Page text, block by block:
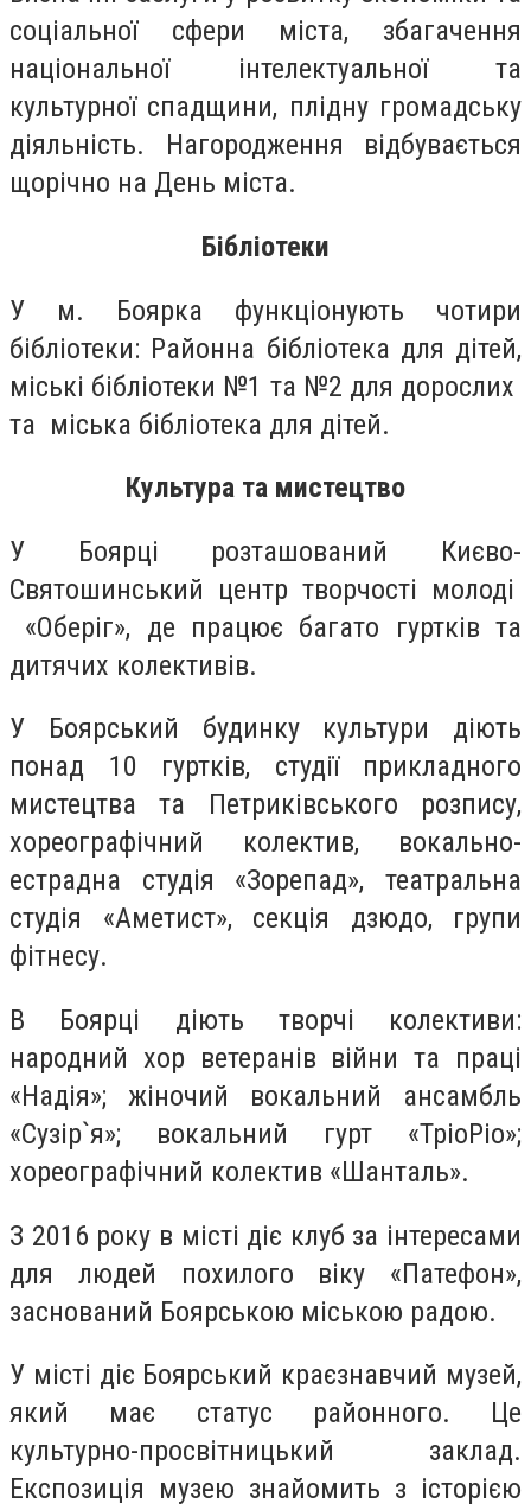
соціальної сфери міста, збагачення
національної інтелектуальної та
культурної спадщини, плідну громадську
діяльність. Нагородження відбувається
щорічно на День міста.
Бібліотеки
У м. Боярка функціонують чотири
бібліотеки: Районна бібліотека для дітей,
міські бібліотеки №1 та №2 для дорослих
та міська бібліотека для дітей.
Культура та мистецтво
У Боярці розташований Києво-
Святошинський центр творчості молоді
«Оберіг», де працює багато гуртків та
дитячих колективів.
У Боярський будинку культури діють
понад 10 гуртків, студії прикладного
мистецтва та Петриківського розпису,
хореографічний колектив, вокально-
естрадна студія «Зорепад», театральна
студія «Аметист», секція дзюдо, групи
фітнесу.
В Боярці діють творчі колективи:
народний хор ветеранів війни та праці
«Надія»; жіночий вокальний ансамбль
«Сузір`я»; вокальний гурт «ТріоРіо»;
хореографічний колектив «Шанталь».
З 2016 року в місті діє клуб за інтересами
для людей похилого віку «Патефон»,
заснований Боярською міською радою.
У місті діє Боярський краєзнавчий музей,
який має статус районного. Це
культурно-просвітницький заклад.
Експозиція музею знайомить з історією